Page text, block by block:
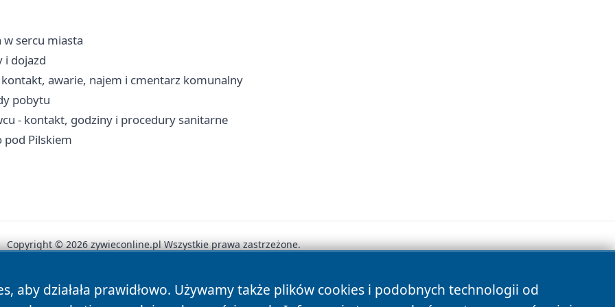
w sercu miasta
i dojazd
awarie, najem i cmentarz komunalny
pobytu
- kontakt, godziny i procedury sanitarne
pod Pilskiem
aby działała prawidłowo. Używamy także plików cookies i podobnych technologii od
Copyright © 2026 zywieconline.pl Wszystkie prawa zastrzeżone.
Autorzy Polityka Prywatności Polityka Cookies